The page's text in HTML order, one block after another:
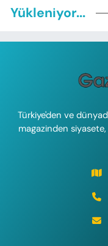
Yükleniyor...
Türkiye'den ve
magazinden